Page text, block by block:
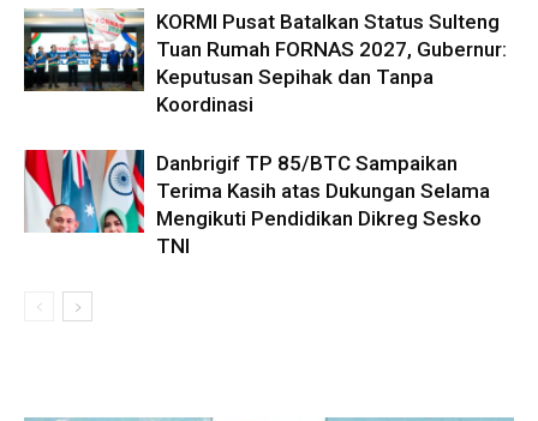
KORMI Pusat Batalkan Status Sulteng
Tuan Rumah FORNAS 2027, Gubernur:
Keputusan Sepihak dan Tanpa
Koordinasi
Danbrigif TP 85/BTC Sampaikan
Terima Kasih atas Dukungan Selama
Mengikuti Pendidikan Dikreg Sesko
TNI